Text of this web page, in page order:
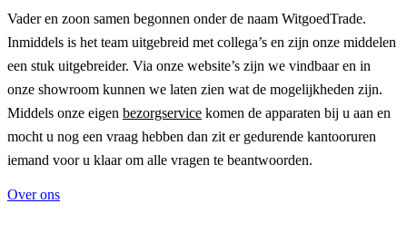
Vader en zoon samen begonnen onder de naam WitgoedTrade.
Inmiddels is het team uitgebreid met collega’s en zijn onze middelen
een stuk uitgebreider. Via onze website’s zijn we vindbaar en in
onze showroom kunnen we laten zien wat de mogelijkheden zijn.
Middels onze eigen bezorgservice komen de apparaten bij u aan en
mocht u nog een vraag hebben dan zit er gedurende kantooruren
iemand voor u klaar om alle vragen te beantwoorden.
Over ons